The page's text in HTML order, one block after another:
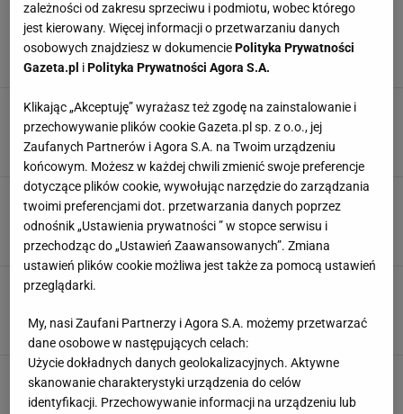
Sensacja w Portugalii problemem dla Polski?
Chodzi o nasze kluby w Europie
Błażej Winter,25 MAJA 2026, 05:10
Oto potencjalni rywale Górnika w el. Ligi
Mistrzów. Anglicy pomogli
Agnieszka Piskorz,24 MAJA 2026, 20:23
Iniesta zwrócił się do Podolskiego. "Mój
przyjacielu..."
Błażej Winter,24 MAJA 2026, 16:24
Norbert Amlicki,24 MAJA 2026, 14:23
"Stranger Things" i "Gra o tron" w
Ekstraklasie. Czegoś takiego jeszcze nie było
zależności od zakresu sprzeciwu i podmiotu, wobec którego
jest kierowany. Więcej informacji o przetwarzaniu danych
osobowych znajdziesz w dokumenciePolityka Prywatności
Gazeta.pl iPolityka Prywatności Agora S.A.
Klikając „Akceptuję” wyrażasz też zgodę na zainstalowanie i
przechowywanie plików cookie Gazeta.pl sp. z o.o., jej
Zaufanych Partnerów i Agora S.A. na Twoim urządzeniu
końcowym. Możesz w każdej chwili zmienić swoje preferencje
dotyczące plików cookie, wywołując narzędzie do zarządzania
twoimi preferencjami dot. przetwarzania danych poprzez
odnośnik „Ustawienia prywatności ” w stopce serwisu i
przechodząc do „Ustawień Zaawansowanych”. Zmiana
ustawień plików cookie możliwa jest także za pomocą ustawień
przeglądarki.
My, nasi Zaufani Partnerzy i Agora S.A. możemy przetwarzać
dane osobowe w następujących celach:
Użycie dokładnych danych geolokalizacyjnych. Aktywne
skanowanie charakterystyki urządzenia do celów
identyfikacji. Przechowywanie informacji na urządzeniu lub